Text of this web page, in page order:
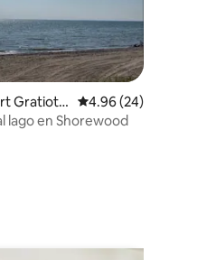
33 reseñas
Gratiot T Calificación
4.96 (24)
lago en Shorewood